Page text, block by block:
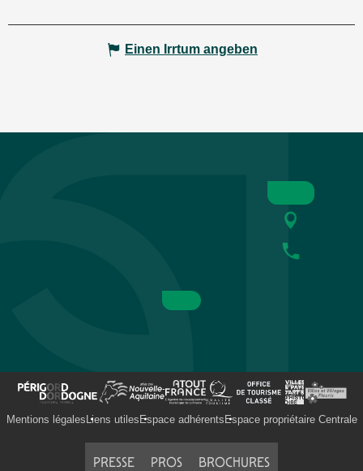
Einen Irrtum angeben
Mentions légales Liens utiles Espace adhérents Espace propriétaire Centrale
PRESSE PROS BROCHURES